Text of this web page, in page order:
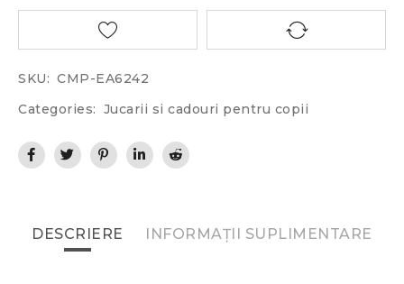
SKU: CMP-EA6242
Categories: Jucarii si cadouri pentru copii
DESCRIERE INFORMAȚII SUPLIMENTARE